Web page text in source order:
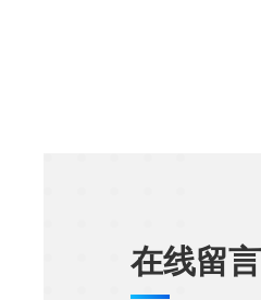
在线留言